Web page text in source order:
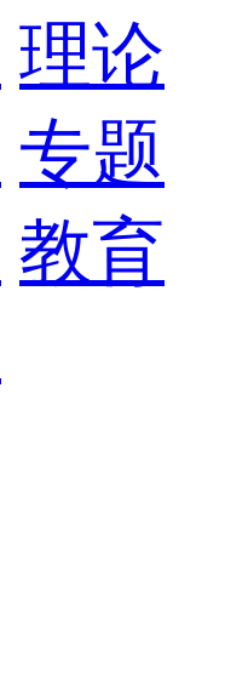
理论
专题
教育